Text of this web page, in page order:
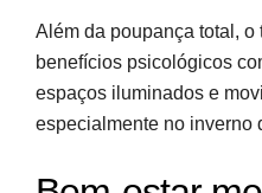
Além da poupança total, o
benefícios psicológicos
espaços iluminados e
especialmente no inverno